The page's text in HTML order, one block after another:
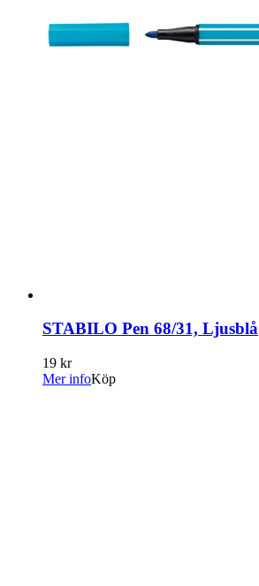
STABILO Pen 68/31, Ljusblå
19 kr
Mer infoKöp